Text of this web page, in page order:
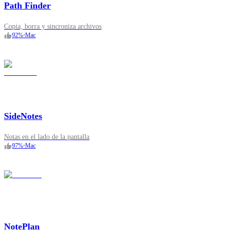
Path Finder
Copia, borra y sincroniza archivos
92%•Mac
SideNotes
Notas en el lado de la pantalla
97%•Mac
NotePlan